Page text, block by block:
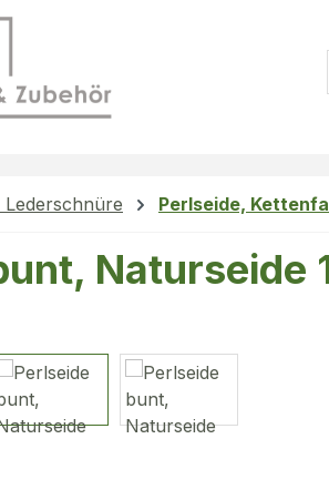
Perlseide,
Naturseide